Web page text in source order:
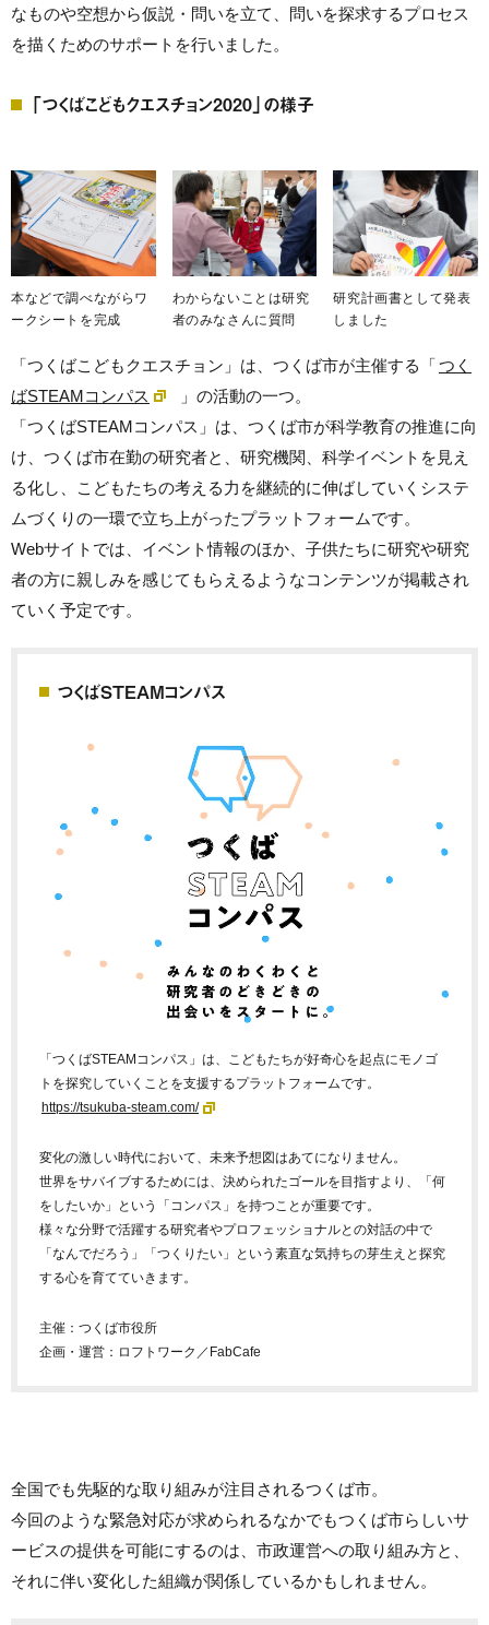
なものや空想から仮説・問いを立て、問いを探求するプロセス
を描くためのサポートを行いました。
「つくばこどもクエスチョン2020」の様子
本などで調べながらワ
ークシートを完成
わからないことは研究
者のみなさんに質問
研究計画書として発表
しました
「つくばこどもクエスチョン」は、つくば市が主催する「つく
ばSTEAMコンパス
」の活動の一つ。
「つくばSTEAMコンパス」は、つくば市が科学教育の推進に向
け、つくば市在勤の研究者と、研究機関、科学イベントを見え
る化し、こどもたちの考える力を継続的に伸ばしていくシステ
ムづくりの一環で立ち上がったプラットフォームです。
Webサイトでは、イベント情報のほか、子供たちに研究や研究
者の方に親しみを感じてもらえるようなコンテンツが掲載され
ていく予定です。
つくばSTEAMコンパス
「つくばSTEAMコンパス」は、こどもたちが好奇心を起点にモノゴ
トを探究していくことを支援するプラットフォームです。
https://tsukuba-steam.com/
変化の激しい時代において、未来予想図はあてになりません。
世界をサバイブするためには、決められたゴールを目指すより、「何
をしたいか」という「コンパス」を持つことが重要です。
様々な分野で活躍する研究者やプロフェッショナルとの対話の中で
「なんでだろう」「つくりたい」という素直な気持ちの芽生えと探究
する心を育てていきます。
主催：つくば市役所
企画・運営：ロフトワーク／FabCafe
全国でも先駆的な取り組みが注目されるつくば市。
今回のような緊急対応が求められるなかでもつくば市らしいサ
ービスの提供を可能にするのは、市政運営への取り組み方と、
それに伴い変化した組織が関係しているかもしれません。